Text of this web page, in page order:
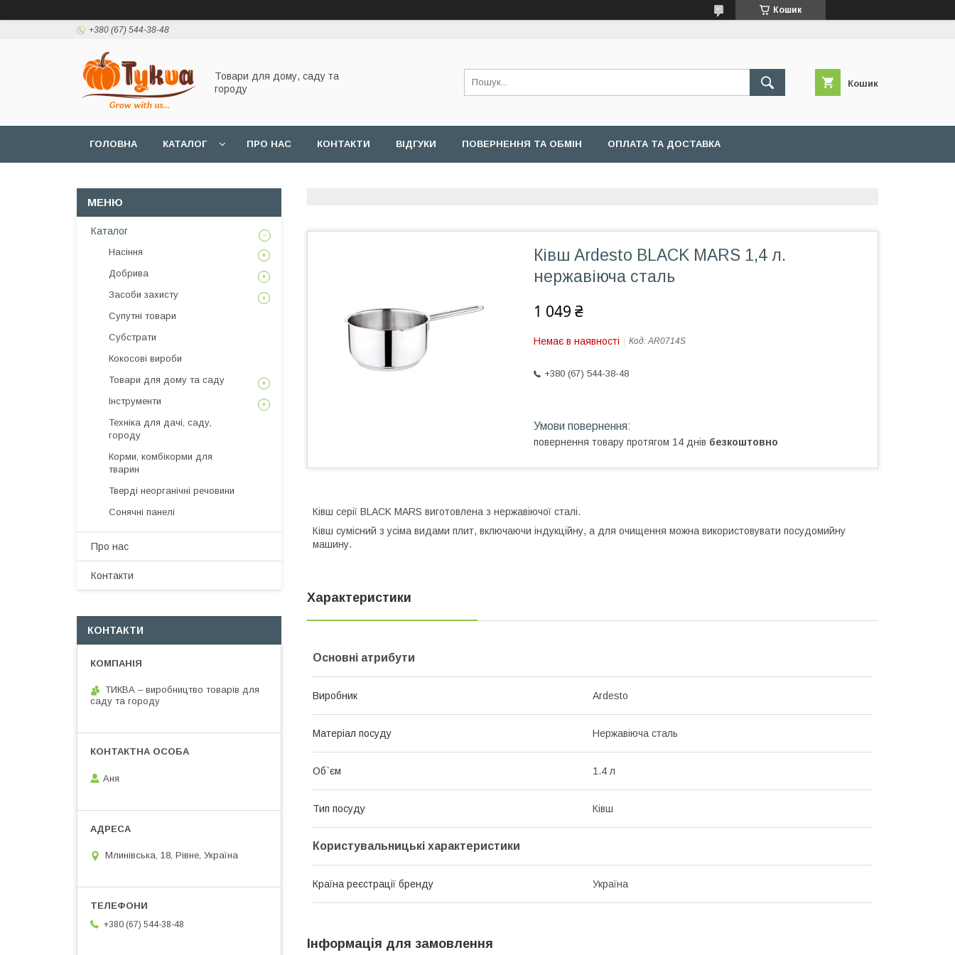
Кошик
+380 (67) 544-38-48
Товари для дому, саду та
городу
Кошик
ГОЛОВНА КАТАЛОГ ПРО НАС КОНТАКТИ ВІДГУКИ ПОВЕРНЕННЯ ТА ОБМІН ОПЛАТА ТА ДОСТАВКА
Ківш Ardesto BLACK MARS 1,4 л.
нержавіюча сталь
1 049 ₴
Немає в наявності Код:AR0714S
+380 (67) 544-38-48
повернення товару протягом 14 днів безкоштовно
Ківш серії BLACK MARS виготовлена з нержавіючої сталі.
Ківш сумісний з усіма видами плит, включаючи індукційну, а для очищення можна використовувати посудомийну
машину.
Характеристики
Основні атрибути
Виробник Ardesto
Матеріал посуду Нержавіюча сталь
Об`єм 1.4 л
Тип посуду Ківш
Користувальницькі характеристики
Країна реєстрації бренду Україна
Інформація для замовлення
Каталог
Насіння
Добрива
Засоби захисту
Супутні товари
Субстрати
Кокосові вироби
Товари для дому та саду
Інструменти
Техніка для дачі, саду,
городу
Корми, комбікорми для
тварин
Тверді неорганічні речовини
Сонячні панелі
Про нас
Контакти
КОНТАКТИ
ТИКВА – виробництво товарів для
саду та городу
Аня
Млинівська, 18, Рівне, Україна
+380 (67) 544-38-48